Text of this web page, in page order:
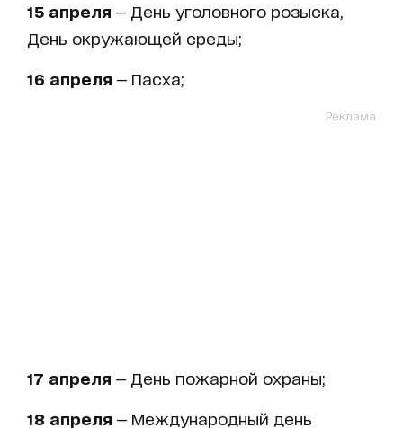
15 апреля — День уголовного розыска,
День окружающей среды;
16 апреля — Пасха;
Реклама
17 апреля — День пожарной охраны;
18 апреля — Международный день